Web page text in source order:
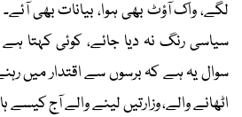
لگے، واک آؤٹ بھی ہوا، بیانات بھی
سیاسی رنگ نہ دیا جائے، کوئی کہتا
سوال یہ ہے کہ برسوں سے اقتدار میں
اٹھانے والے، وزارتیں لینے والے آج